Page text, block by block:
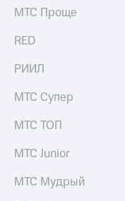
приобретения
облигаций
Описание
Уведомление
погашении
именных
МТС Проще
RED
РИИЛ
МТС Супер
МТС ТОП
МТС Junior
МТС Мудрый